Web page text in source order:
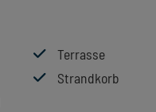
Terrasse
Strandkorb